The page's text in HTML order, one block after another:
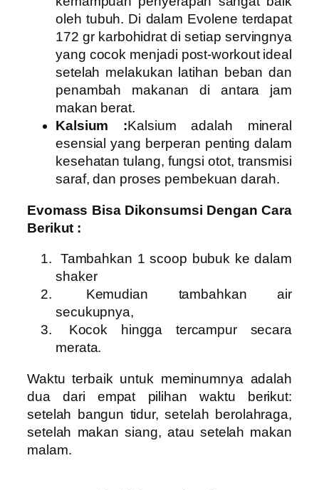
oleh tubuh. Di dalam Evolene terdapat
172 gr karbohidrat di setiap servingnya
yang cocok menjadi post-workout ideal
setelah melakukan latihan beban dan
penambah makanan di antara jam
makan berat.
Kalsium :Kalsium adalah mineral
esensial yang berperan penting dalam
kesehatan tulang, fungsi otot, transmisi
saraf, dan proses pembekuan darah.
Evomass Bisa Dikonsumsi Dengan Cara
Berikut :
Tambahkan 1 scoop bubuk ke dalam
shaker
Kemudian tambahkan air
secukupnya,
Kocok hingga tercampur secara
merata.
Waktu terbaik untuk meminumnya adalah
dua dari empat pilihan waktu berikut:
setelah bangun tidur, setelah berolahraga,
setelah makan siang, atau setelah makan
malam.